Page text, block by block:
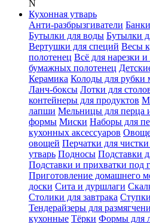
N
Кухонная утварь
Анти-разбрызгиватели
Бутылки для воды Бутылки
Вертушки для специй Весы
полотенец Всё для нарезки
бумажных полотенец
Керамика Колоды для рубки
Ланч-боксы Лотки для
контейнеры для продуктов
лапши Мельницы для перца
формы Миски Наборы для
кухонных аксессуаров
овощей Перчатки для
утварь Подносы Подставки
Подставки и прихватки под
Приготовление домашнего
доски Сита и дуршлаги
Столики для завтрака Ступки
Тендерайзеры для
кухонные Тёрки Формы для